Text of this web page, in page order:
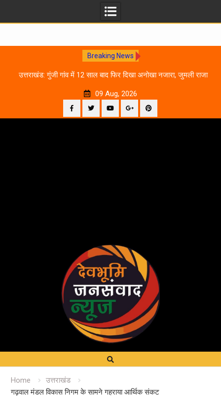
Breaking News
उत्तराखंड: गुंजी गांव में 12 साल बाद फिर दिखा अनोखा नजारा, जुमली राजा
09 Aug, 2026
Home
उत्तराखंड
गढ़वाल मंडल विकास निगम के सामने गहराया आर्थिक संकट